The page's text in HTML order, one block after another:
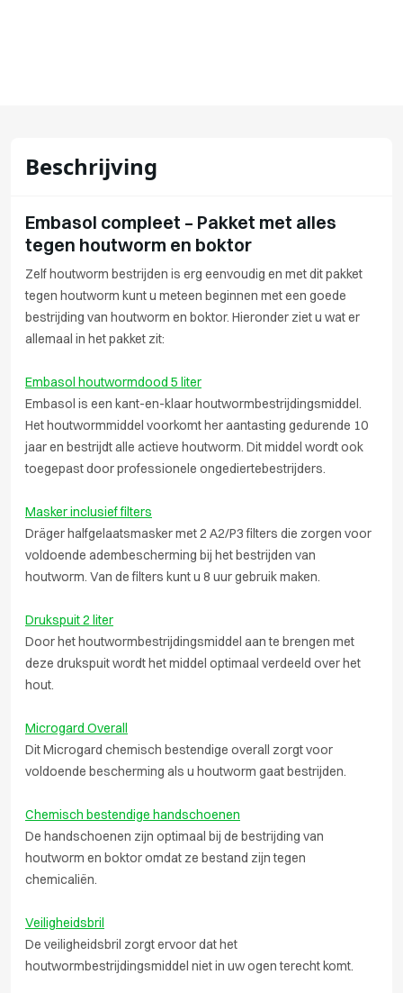
Beschrijving
Embasol compleet – Pakket met alles
tegen houtworm en boktor
Zelf houtworm bestrijden is erg eenvoudig en met dit pakket
tegen houtworm kunt u meteen beginnen met een goede
bestrijding van houtworm en boktor. Hieronder ziet u wat er
allemaal in het pakket zit:
Embasol houtwormdood 5 liter
Embasol is een kant-en-klaar houtwormbestrijdingsmiddel.
Het houtwormmiddel voorkomt her aantasting gedurende 10
jaar en bestrijdt alle actieve houtworm. Dit middel wordt ook
toegepast door professionele ongediertebestrijders.
Masker inclusief filters
Dräger halfgelaatsmasker met 2 A2/P3 filters die zorgen voor
voldoende adembescherming bij het bestrijden van
houtworm. Van de filters kunt u 8 uur gebruik maken.
Drukspuit 2 liter
Door het houtwormbestrijdingsmiddel aan te brengen met
deze drukspuit wordt het middel optimaal verdeeld over het
hout.
Microgard Overall
Dit Microgard chemisch bestendige overall zorgt voor
voldoende bescherming als u houtworm gaat bestrijden.
Chemisch bestendige handschoenen
De handschoenen zijn optimaal bij de bestrijding van
houtworm en boktor omdat ze bestand zijn tegen
chemicaliën.
Veiligheidsbril
De veiligheidsbril zorgt ervoor dat het
houtwormbestrijdingsmiddel niet in uw ogen terecht komt.